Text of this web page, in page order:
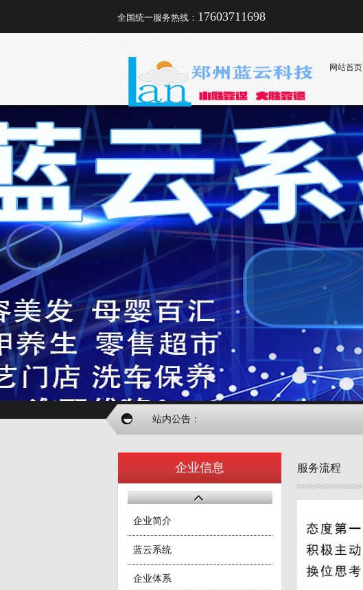
全国统一服务热线： 17603711698
网站首页
站内公告：
企业信息
企业简介
蓝云系统
企业体系
服务流程